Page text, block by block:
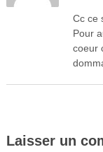
Cc ce
Pour
coeur
Laisser un